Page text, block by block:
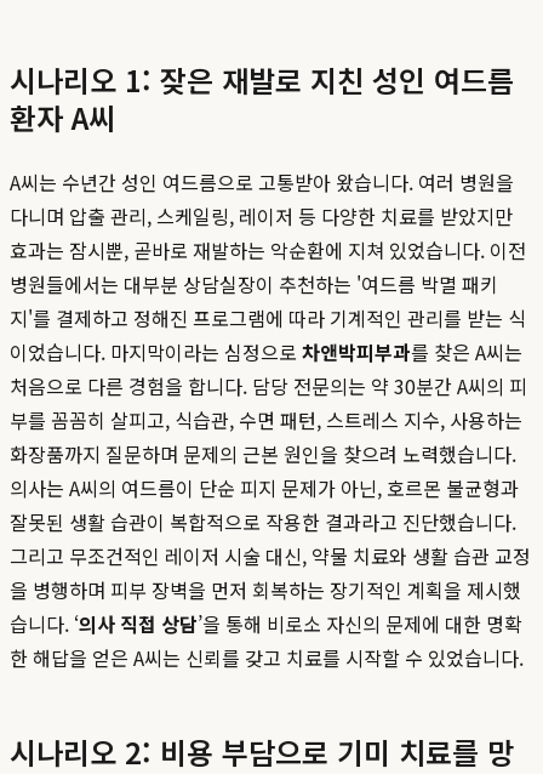
시나리오 1: 잦은 재발로 지친 성인 여드름
환자 A씨
A씨는 수년간 성인 여드름으로 고통받아 왔습니다. 여러 병원을
다니며 압출 관리, 스케일링, 레이저 등 다양한 치료를 받았지만
효과는 잠시뿐, 곧바로 재발하는 악순환에 지쳐 있었습니다. 이전
병원들에서는 대부분 상담실장이 추천하는 '여드름 박멸 패키
지'를 결제하고 정해진 프로그램에 따라 기계적인 관리를 받는 식
이었습니다. 마지막이라는 심정으로 차앤박피부과를 찾은 A씨는
처음으로 다른 경험을 합니다. 담당 전문의는 약 30분간 A씨의 피
부를 꼼꼼히 살피고, 식습관, 수면 패턴, 스트레스 지수, 사용하는
화장품까지 질문하며 문제의 근본 원인을 찾으려 노력했습니다.
의사는 A씨의 여드름이 단순 피지 문제가 아닌, 호르몬 불균형과
잘못된 생활 습관이 복합적으로 작용한 결과라고 진단했습니다.
그리고 무조건적인 레이저 시술 대신, 약물 치료와 생활 습관 교정
을 병행하며 피부 장벽을 먼저 회복하는 장기적인 계획을 제시했
습니다. ‘의사 직접 상담’을 통해 비로소 자신의 문제에 대한 명확
한 해답을 얻은 A씨는 신뢰를 갖고 치료를 시작할 수 있었습니다.
시나리오 2: 비용 부담으로 기미 치료를 망